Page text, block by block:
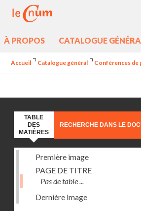
À PROPOS CATALOGUE
Accueil Catalogue général Conférences de
TABLE
DES
MATIÈRES
RECHERCHE DANS LE
Première image
PAGE DE TITRE
Pas de table ...
Dernière image